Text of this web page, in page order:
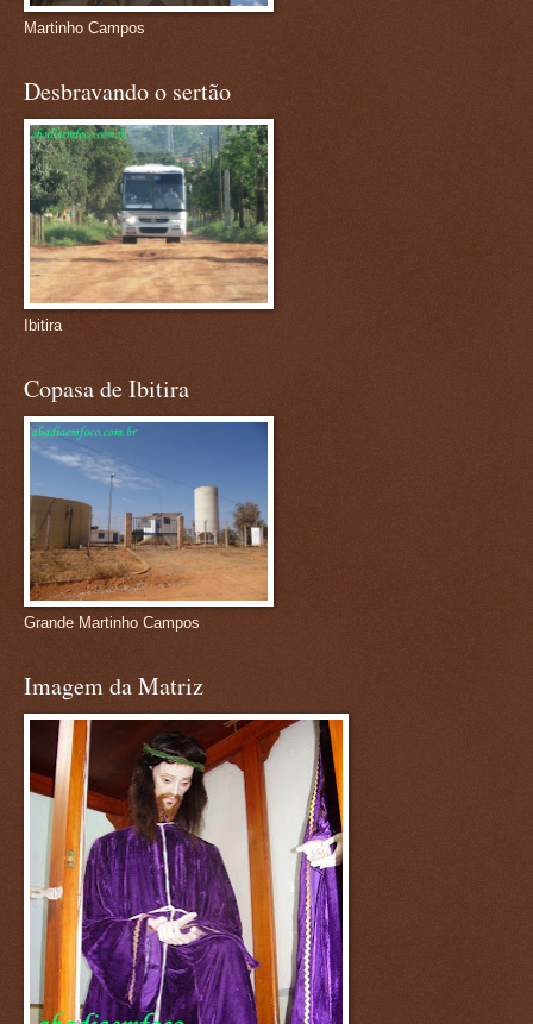
Martinho Campos
Desbravando o sertão
Ibitira
Copasa de Ibitira
Grande Martinho Campos
Imagem da Matriz